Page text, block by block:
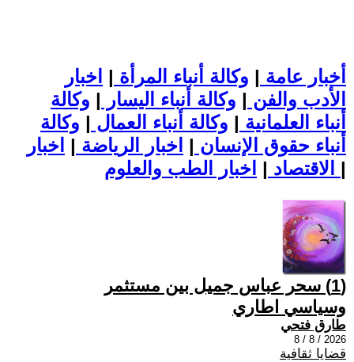
أخبار عامة | وكالة أنباء المرأة | اخبار
الأدب والفن | وكالة أنباء اليسار | وكالة
أنباء العلمانية | وكالة أنباء العمال | وكالة
أنباء حقوق الإنسان | اخبار الرياضة | اخبار
الاقتصاد | |
(1) سحر عباس جميل بين مستثمر
وسياسي اطاري
طارق فتحي
2026 / 8 / 8
قضايا ثقافية